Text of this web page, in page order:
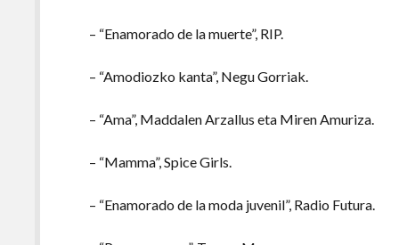
– “Enamorado de la muerte”, RIP.
– “Amodiozko kanta”, Negu Gorriak.
– “Ama”, Maddalen Arzallus eta Miren Amuriza.
– “Mamma”, Spice Girls.
– “Enamorado de la moda juvenil”, Radio Futura.